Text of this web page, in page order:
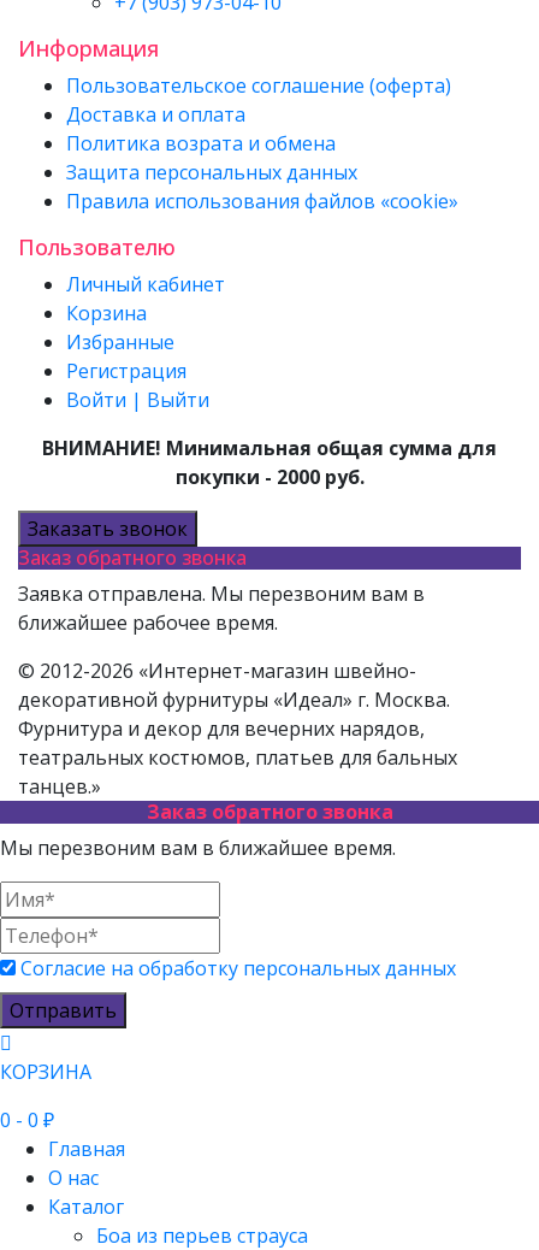
Информация
Пользовательское соглашение (оферта)
Доставка и оплата
Политика возрата и обмена
Защита персональных данных
Правила использования файлов «cookie»
Пользователю
Личный кабинет
Корзина
Избранные
Регистрация
Войти | Выйти
ВНИМАНИЕ! Минимальная общая сумма для
покупки - 2000 руб.
Заказать звонок
Заказ обратного звонка
Заявка отправлена. Мы перезвоним вам в
ближайшее рабочее время.
© 2012-2026 «Интернет-магазин швейно-
декоративной фурнитуры «Идеал» г. Москва.
Фурнитура и декор для вечерних нарядов,
театральных костюмов, платьев для бальных
танцев.»
Заказ обратного звонка
Мы перезвоним вам в ближайшее время.
Согласие на обработку персональных данных
Отправить
КОРЗИНА
0 - 0 ₽
Главная
О нас
Каталог
Боа из перьев страуса